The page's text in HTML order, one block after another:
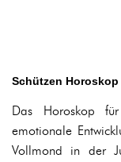
Schützen
Das Horoskop
emotionale
Vollmond in der